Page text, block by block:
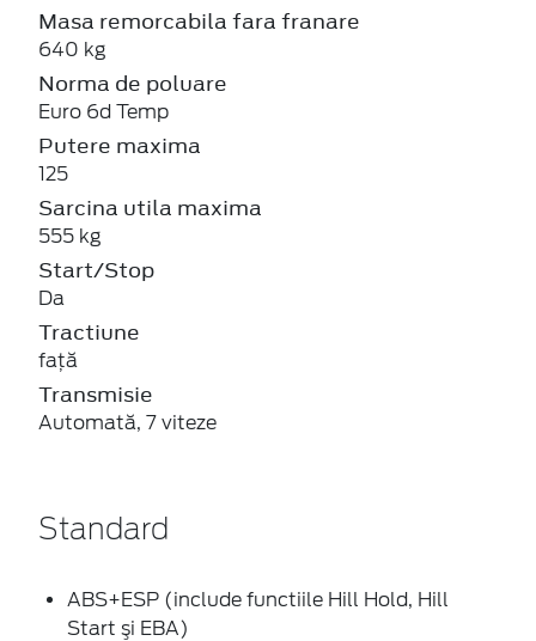
Masa remorcabila fara franare
640 kg
Norma de poluare
Euro 6d Temp
Putere maxima
125
Sarcina utila maxima
555 kg
Start/Stop
Da
Tractiune
faţă
Transmisie
Automată, 7 viteze
Standard
ABS+ESP (include functiile Hill Hold, Hill
Start şi EBA)